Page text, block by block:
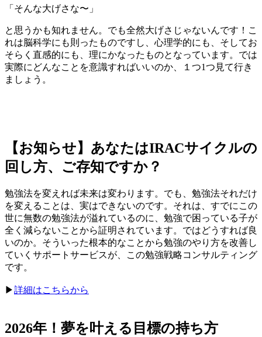
「そんな大げさな〜」
と思うかも知れません。でも全然大げさじゃないんです！こ
れは脳科学にも則ったものですし、心理学的にも、そしてお
そらく直感的にも、理にかなったものとなっています。では
実際にどんなことを意識すればいいのか、１つ1つ見て行き
ましょう。
【お知らせ】あなたはIRACサイクルの
回し方、ご存知ですか？
勉強法を変えれば未来は変わります。でも、勉強法それだけ
を変えることは、実はできないのです。それは、すでにこの
世に無数の勉強法が溢れているのに、勉強で困っている子が
全く減らないことから証明されています。ではどうすれば良
いのか。そういった根本的なことから勉強のやり方を改善し
ていくサポートサービスが、この勉強戦略コンサルティング
です。
▶︎詳細はこちらから
2026年！夢を叶える目標の持ち方